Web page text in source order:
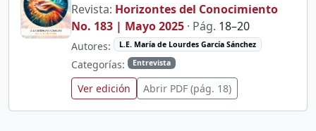
Revista: Horizontes del Conocimiento
No. 183 | Mayo 2025 · Pág. 18–20
Autores: L.E. María de Lourdes García Sánchez
Categorías: Entrevista
Ver edición Abrir PDF (pág. 18)